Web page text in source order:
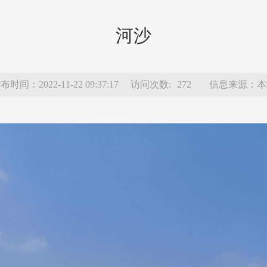
河沙
时间：2022-11-22 09:37:17 访问次数: 272 信息来源：